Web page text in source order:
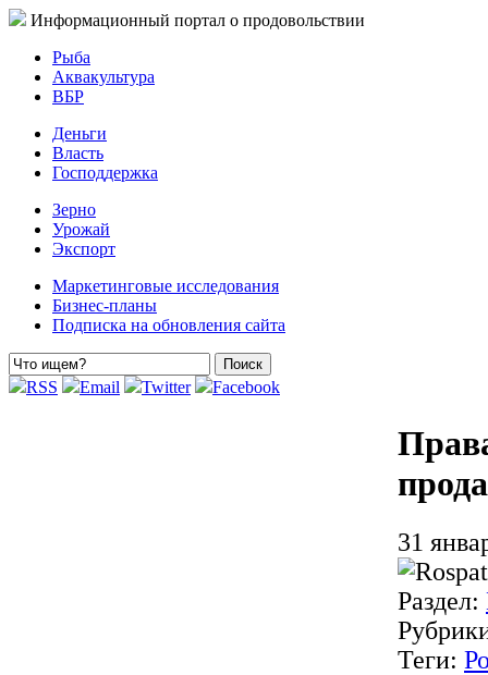
Информационный портал о продовольствии
Рыба
Аквакультура
ВБР
Деньги
Власть
Господдержка
Зерно
Урожай
Экспорт
Маркетинговые исследования
Бизнес-планы
Подписка на обновления сайта
RSS Email Twitter Facebook
31
Раздел:
Теги: